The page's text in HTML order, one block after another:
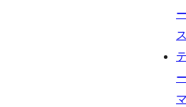
ー
ス
テ
ー
マ